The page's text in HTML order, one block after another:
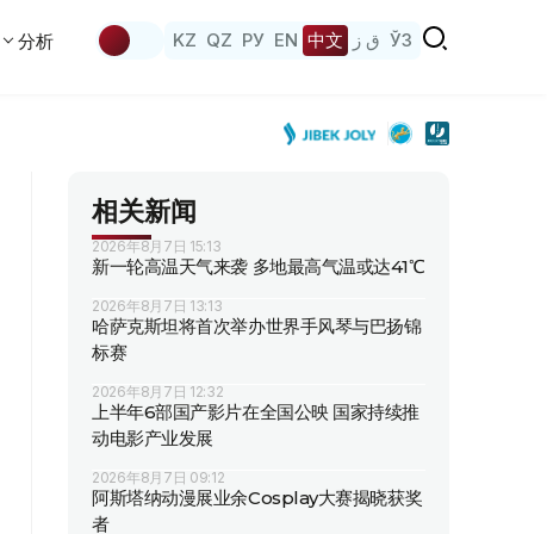
分析 KZ QZ РУ EN 中文 ق ز ЎЗ
相关新闻
2026年8月7日 15:13
新一轮高温天气来袭 多地最高气温或达41℃
2026年8月7日 13:13
哈萨克斯坦将首次举办世界手风琴与巴扬锦
标赛
2026年8月7日 12:32
上半年6部国产影片在全国公映 国家持续推
动电影产业发展
2026年8月7日 09:12
阿斯塔纳动漫展业余Cosplay大赛揭晓获奖
者